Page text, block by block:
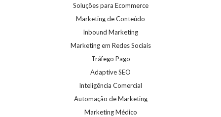
Soluções para Ecommerce
Marketing de Conteúdo
Inbound Marketing
Marketing em Redes Sociais
Tráfego Pago
Adaptive SEO
Inteligência Comercial
Automação de Marketing
Marketing Médico